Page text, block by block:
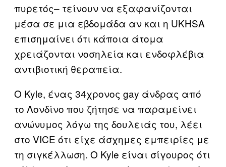
πυρετός– τείνουν να εξαφανίζονται
μέσα σε μια εβδομάδα αν και η UKHSA
επισημαίνει ότι κάποια άτομα
χρειάζονται νοσηλεία και ενδοφλέβια
αντιβιοτική θεραπεία.
Ο Kyle, ένας 34χρονος gay άνδρας από
το Λονδίνο που ζήτησε να παραμείνει
ανώνυμος λόγω της δουλειάς του, λέει
στο VICE ότι είχε άσχημες εμπειρίες με
τη σιγκέλλωση. Ο Kyle είναι σίγουρος ότι